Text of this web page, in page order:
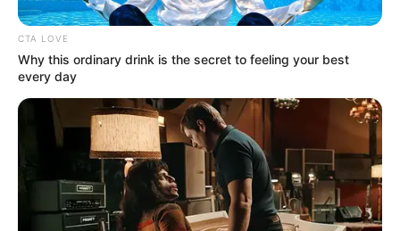
una transmisión muy bonita, diría yo que alucinante, con
todas las sorpresas que les vamos a dar”, afirmó Escallón
durante la conversación.
Lea también:Trabajadores tendrían 3 días de descanso:
nueva reforma laboral lo haría posible
CTA LOVE
Why this ordinary drink is the secret to feeling your best
every day